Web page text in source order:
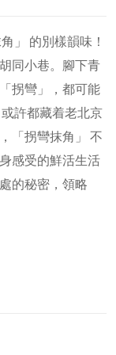
」 的別樣韻味！
同小巷。腳下青
拐彎」，都可能
許都藏着老北京
「拐彎抹角」 不
感受的鮮活生活
的秘密，領略